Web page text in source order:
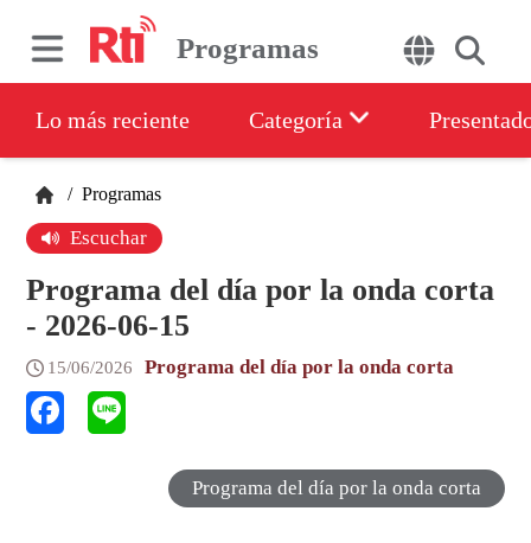
Programas
Lo más reciente Categoría
/ Programas
Escuchar
Programa del día por la onda corta
- 2026-06-15
15/06/2026 Programa del día por la onda corta
Programa del día por la onda corta